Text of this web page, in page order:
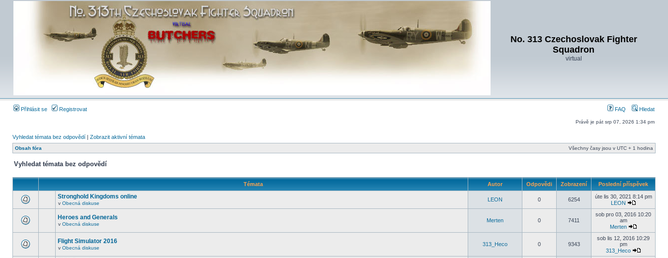
No. 313 Czechoslovak Fighter
Squadron
virtual
Přihlásit se Registrovat FAQ Hledat
Právě je pát srp 07, 2026 1:34 pm
Vyhledat témata bez odpovědí | Zobrazit aktivní témata
Obsah fóra Všechny časy jsou v UTC + 1 hodina
Vyhledat témata bez odpovědí
Témata Autor Odpovědi Zobrazení Poslední příspěvek
Stronghold Kingdoms online
v Obecná diskuse
LEON 0 6254
úte lis 30, 2021 8:14 pm
LEON
Heroes and Generals
v Obecná diskuse
Merten 0 7411
sob pro 03, 2016 10:20
am
Merten
Flight Simulator 2016
v Obecná diskuse
313_Heco 0 9343
sob lis 12, 2016 10:29
pm
313_Heco